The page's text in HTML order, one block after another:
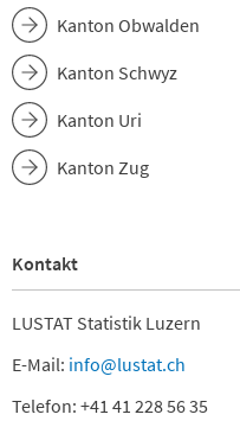
Kanton Obwalden
Kanton Schwyz
Kanton Uri
Kanton Zug
Kontakt
LUSTAT Statistik Luzern
E-Mail: info@lustat.ch
Telefon: +41 41 228 56 35